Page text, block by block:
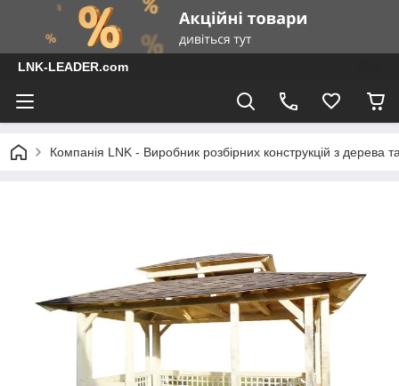
LNK-LEADER.com
Компанія LNK - Виробник розбірних конструкцій з дерева